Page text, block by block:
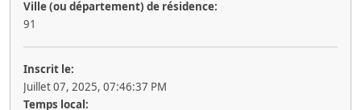
Ville (ou département) de résidence:
91
Inscrit le:
Juillet 07, 2025, 07:46:37 PM
Temps local: